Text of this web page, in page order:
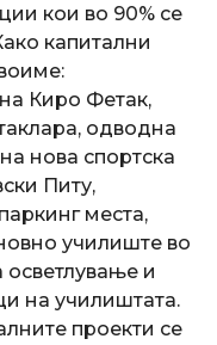
кои во 90% се
капитални
Киро Фетак,
одводна
нова спортска
Питу,
места,
училиште во
и
на училиштата.
проекти се